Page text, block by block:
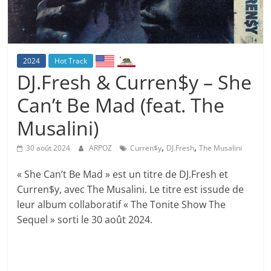
2024 Hot Track
DJ.Fresh & Curren$y – She
Can’t Be Mad (feat. The
Musalini)
30 août 2024 ARPOZ Curren$y, DJ.Fresh,The Musalini
« She Can’t Be Mad » est un titre de DJ.Fresh et
Curren$y, avec The Musalini. Le titre est issude de
leur album collaboratif « The Tonite Show The
Sequel » sorti le 30 août 2024.